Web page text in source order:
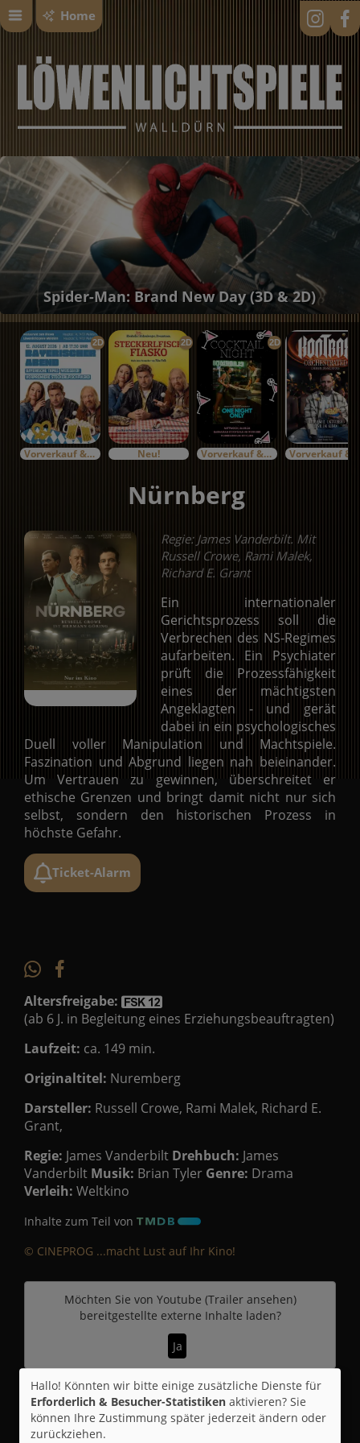
Home
Spider-Man: Brand New Day (3D & 2D)
2D
Vorverkauf & Specials
2D
Neu!
2D
Vorverkauf & Specials
Nürnberg
Regie: James Vanderbilt. Mit
Russell Crowe, Rami Malek,
Richard E. Grant
Ein internationaler
Gerichtsprozess soll die
Verbrechen des NS-Regimes
aufarbeiten. Ein Psychiater
prüft die Prozessfähigkeit
eines der mächtigsten
Angeklagten - und gerät
dabei in ein psychologisches
Duell voller Manipulation und Machtspiele.
Faszination und Abgrund liegen nah beieinander.
Um Vertrauen zu gewinnen, überschreitet er
ethische Grenzen und bringt damit nicht nur sich
selbst, sondern den historischen Prozess in
höchste Gefahr.
Ticket-Alarm
Altersfreigabe:
(ab 6 J. in Begleitung eines Erziehungsbeauftragten)
Laufzeit: ca. 149 min.
Originaltitel: Nuremberg
Darsteller: Russell Crowe, Rami Malek, Richard E.
Grant,
Regie: James Vanderbilt Drehbuch: James
Vanderbilt Musik: Brian Tyler Genre: Drama
Verleih: Weltkino
Inhalte zum Teil von
© CINEPROG ...macht Lust auf Ihr Kino!
Möchten Sie von Youtube (Trailer ansehen)
bereitgestellte externe Inhalte laden?
Ja
Trailer 3 | Trailer-FSK: 12
Hallo! Könnten wir bitte einige zusätzliche Dienste für
Erforderlich & Besucher-Statistiken aktivieren? Sie
können Ihre Zustimmung später jederzeit ändern oder
zurückziehen.